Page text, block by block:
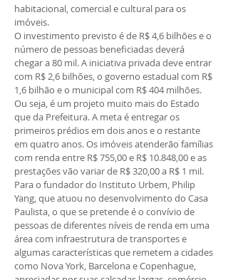
habitacional, comercial e cultural para os
imóveis.
O investimento previsto é de R$ 4,6 bilhões e o
número de pessoas beneficiadas deverá
chegar a 80 mil. A iniciativa privada deve entrar
com R$ 2,6 bilhões, o governo estadual com R$
1,6 bilhão e o municipal com R$ 404 milhões.
Ou seja, é um projeto muito mais do Estado
que da Prefeitura. A meta é entregar os
primeiros prédios em dois anos e o restante
em quatro anos. Os imóveis atenderão famílias
com renda entre R$ 755,00 e R$ 10.848,00 e as
prestações vão variar de R$ 320,00 a R$ 1 mil.
Para o fundador do Instituto Urbem, Philip
Yang, que atuou no desenvolvimento do Casa
Paulista, o que se pretende é o convívio de
pessoas de diferentes níveis de renda em uma
área com infraestrutura de transportes e
algumas características que remetem a cidades
como Nova York, Barcelona e Copenhague,